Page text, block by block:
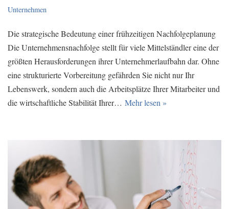
Unternehmen
Die strategische Bedeutung einer frühzeitigen Nachfolgeplanung
Die Unternehmensnachfolge stellt für viele Mittelständler eine der
größten Herausforderungen ihrer Unternehmerlaufbahn dar. Ohne
eine strukturierte Vorbereitung gefährden Sie nicht nur Ihr
Lebenswerk, sondern auch die Arbeitsplätze Ihrer Mitarbeiter und
die wirtschaftliche Stabilität Ihrer… Mehr lesen »